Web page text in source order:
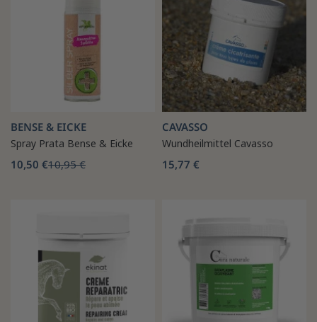
BENSE & EICKE
Spray Prata Bense & Eicke
10,50 €10,95 €
CAVASSO
Wundheilmittel Cavasso
15,77 €